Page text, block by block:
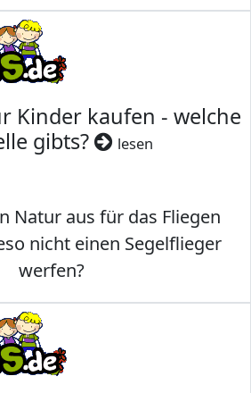
Kinder kaufen - welche
gibts?
lesen
Natur aus für das Fliegen
nicht einen Segelflieger
werfen?